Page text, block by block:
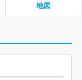
地図